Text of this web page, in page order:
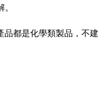
品都是化學類製品，不建